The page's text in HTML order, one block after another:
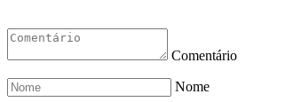
Comentário
Nome